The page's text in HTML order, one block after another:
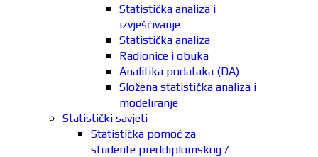
Statistička analiza i
izvješćivanje
Statistička analiza
Radionice i obuka
Analitika podataka (DA)
Složena statistička analiza i
modeliranje
Statistički savjeti
Statistička pomoć za
studente preddiplomskog /